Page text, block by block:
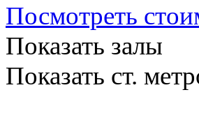
Посмотреть
Показать залы
Показать ст.